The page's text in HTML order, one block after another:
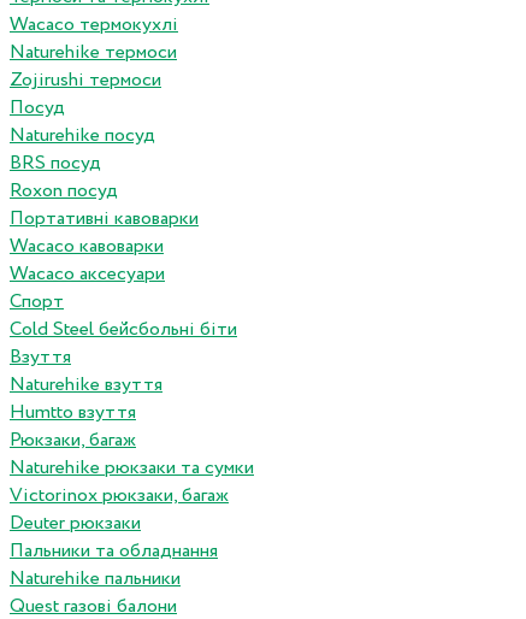
Wacaco термокухлі
Naturehike термоси
Zojirushi термоси
Посуд
Naturehike посуд
BRS посуд
Roxon посуд
Портативні кавоварки
Wacaco кавоварки
Wacaco аксесуари
Спорт
Cold Steel бейсбольні біти
Взуття
Naturehike взуття
Humtto взуття
Рюкзаки, багаж
Naturehike рюкзаки та сумки
Victorinox рюкзаки, багаж
Deuter рюкзаки
Пальники та обладнання
Naturehike пальники
Quest газові балони